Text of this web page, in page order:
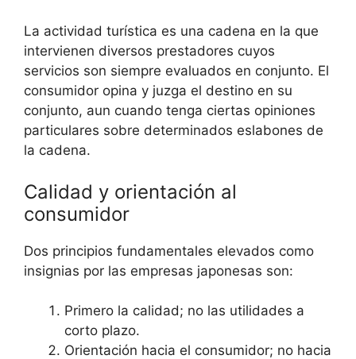
La actividad turística es una cadena en la que
intervienen diversos prestadores cuyos
servicios son siempre evaluados en conjunto. El
consumidor opina y juzga el destino en su
conjunto, aun cuando tenga ciertas opiniones
particulares sobre determinados eslabones de
la cadena.
Calidad y orientación al
consumidor
Dos principios fundamentales elevados como
insignias por las empresas japonesas son:
Primero la calidad; no las utilidades a
corto plazo.
Orientación hacia el consumidor; no hacia